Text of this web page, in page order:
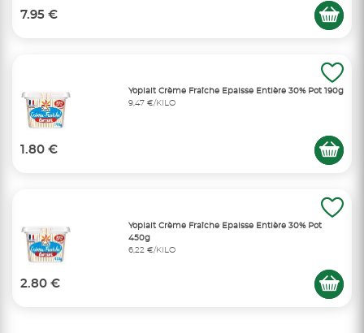
7.95 €
Yoplait Crème Fraîche Epaisse Entière 30% Pot 190g
9,47 €/KILO
1.80 €
Yoplait Crème Fraîche Epaisse Entière 30% Pot
450g
6,22 €/KILO
2.80 €